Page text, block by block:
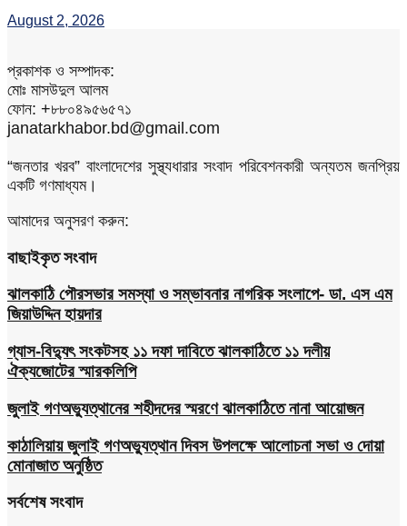
August 2, 2026
প্রকাশক ও সম্পাদক:
মোঃ মাসউদুল আলম
ফোন: +৮৮০৪৯৫৬৫৭১
janatarkhabor.bd@gmail.com
“জনতার খরব” বাংলাদেশের সুস্থ্যধারার সংবাদ পরিবেশনকারী অন্যতম জনপ্রিয়
একটি গণমাধ্যম।
আমাদের অনুসরণ করুন:
বাছাইকৃত সংবাদ
ঝালকাঠি পৌরসভার সমস্যা ও সম্ভাবনার নাগরিক সংলাপে- ডা. এস এম
জিয়াউদ্দিন হায়দার
গ্যাস-বিদ্যুৎ সংকটসহ ১১ দফা দাবিতে ঝালকাঠিতে ১১ দলীয়
ঐক্যজোটের স্মারকলিপি
জুলাই গণঅভ্যুত্থানের শহীদদের স্মরণে ঝালকাঠিতে নানা আয়োজন
কাঠালিয়ায় জুলাই গণঅভ্যুত্থান দিবস উপলক্ষে আলোচনা সভা ও দোয়া
মোনাজাত অনুষ্ঠিত
সর্বশেষ সংবাদ